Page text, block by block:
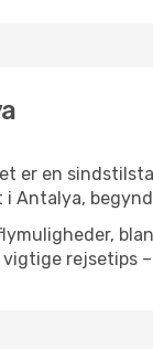
er en
Antalya,
rejsetips